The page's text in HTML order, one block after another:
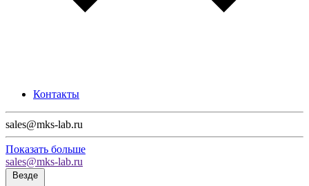
Контакты
sales@mks-lab.ru
Показать больше
sales@mks-lab.ru
Везде